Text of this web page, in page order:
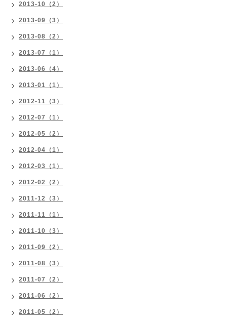
2013-10（2）
2013-09（3）
2013-08（2）
2013-07（1）
2013-06（4）
2013-01（1）
2012-11（3）
2012-07（1）
2012-05（2）
2012-04（1）
2012-03（1）
2012-02（2）
2011-12（3）
2011-11（1）
2011-10（3）
2011-09（2）
2011-08（3）
2011-07（2）
2011-06（2）
2011-05（2）